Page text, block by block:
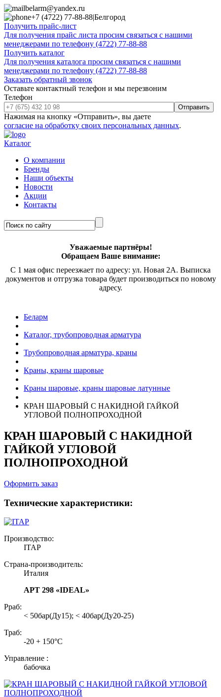
belarm@yandex.ru
+7 (4722) 77-88-88|Белгород
Получить прайс-лист
Для получения прайс листа просим связаться с нашими
менеджерами по телефону (4722) 77-88-88
Получить каталог
Для получения каталога просим связаться с нашими
менеджерами по телефону (4722) 77-88-88
Заказать обратный звонок
Оставьте контактный телефон и мы перезвоним
Телефон
Отправить
Нажимая на кнопку «Отправить», вы даете
согласие на обработку своих персональных данных.
Каталог
О компании
Бренды
Наши объекты
Новости
Акции
Контакты
Уважаемые партнёры!
Обращаем Ваше внимание:
С 1 мая офис переезжает по адресу: ул. Новая 2А. Выписка
документов и отгрузка товара будет производиться по новому
адресу.
Беларм
Каталог, трубопроводная арматура
Трубопроводная арматура, краны
Краны, краны шаровые
Краны шаровые, краны шаровые латунные
КРАН ШАРОВЫЙ С НАКИДНОЙ ГАЙКОЙ
УГЛОВОЙ ПОЛНОПРОХОДНОЙ
КРАН ШАРОВЫЙ С НАКИДНОЙ
ГАЙКОЙ УГЛОВОЙ
ПОЛНОПРОХОДНОЙ
Оформить заказ
Технические характеристики:
Производство:
ITAP
Страна-производитель:
Италия
АРТ 298 «IDEAL»
Рраб:
< 50бар(Ду15); < 40бар(Ду20-25)
Траб:
-20 + 150°С
Управление :
бабочка